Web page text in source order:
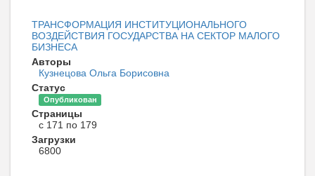
ТРАНСФОРМАЦИЯ ИНСТИТУЦИОНАЛЬНОГО
ВОЗДЕЙСТВИЯ ГОСУДАРСТВА НА СЕКТОР МАЛОГО
БИЗНЕСА
Авторы
Кузнецова Ольга Борисовна
Статус
Опубликован
Страницы
с 171 по 179
Загрузки
6800